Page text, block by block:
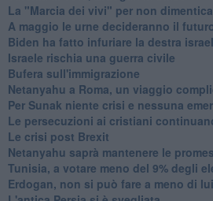
La "Marcia dei vivi" per non
A maggio le urne decideranno il
Biden ha fatto infuriare la destra
Israele rischia una guerra civile
Bufera sull'immigrazione
Netanyahu a Roma, un viaggio
Per Sunak niente crisi e nessuna
Le persecuzioni ai cristiani
Le crisi post Brexit
Netanyahu saprà mantenere le
Tunisia, a votare meno del 9% degli
Erdogan, non si può fare a meno di lui